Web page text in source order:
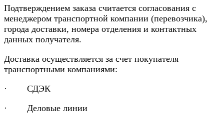
Подтверждением заказа считается согласования с
менеджером транспортной компании (перевозчика),
города доставки, номера отделения и контактных
данных получателя.
Доставка осуществляется за счет покупателя
транспортными компаниями:
· СДЭК
· Деловые линии